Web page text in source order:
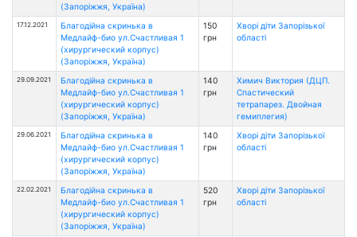
(Запоріжжя, Україна)
17.12.2021
Благодійна скринька в
Медлайф-био ул.Счастливая 1
(хирургический корпус)
(Запоріжжя, Україна)
150
грн
Хворі діти Запорізької
області
29.09.2021
Благодійна скринька в
Медлайф-био ул.Счастливая 1
(хирургический корпус)
(Запоріжжя, Україна)
140
грн
Химич Виктория (ДЦП.
Спастический
тетрапарез. Двойная
гемиплегия)
29.06.2021
Благодійна скринька в
Медлайф-био ул.Счастливая 1
(хирургический корпус)
(Запоріжжя, Україна)
140
грн
Хворі діти Запорізької
області
22.02.2021
Благодійна скринька в
Медлайф-био ул.Счастливая 1
(хирургический корпус)
(Запоріжжя, Україна)
520
грн
Хворі діти Запорізької
області